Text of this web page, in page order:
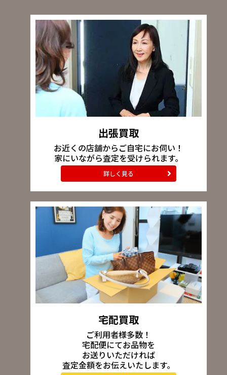
出張買取
お近くの店舗からご自宅にお伺い！
家にいながら査定を受けられます。
詳しく見る
宅配買取
ご利用者様多数！
宅配便にてお品物を
お送りいただければ
査定金額をお伝えいたします。